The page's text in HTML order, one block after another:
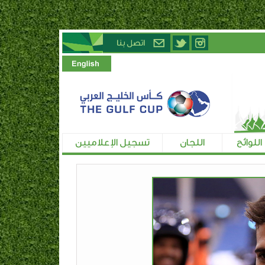
اللوائح اللجان تسجيل الإعلاميين